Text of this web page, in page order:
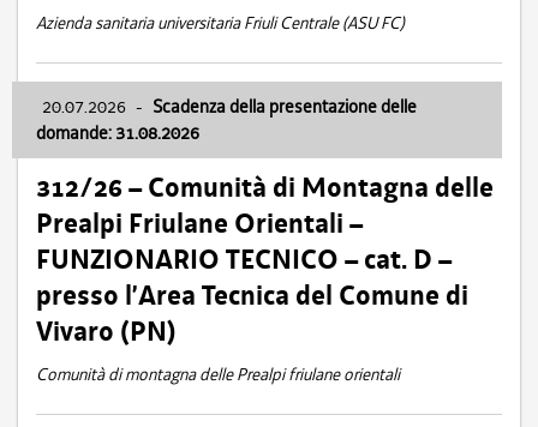
Azienda sanitaria universitaria Friuli Centrale (ASU FC)
20.07.2026 - Scadenza della presentazione delle
domande: 31.08.2026
312/26 – Comunità di Montagna delle
Prealpi Friulane Orientali –
FUNZIONARIO TECNICO – cat. D –
presso l’Area Tecnica del Comune di
Vivaro (PN)
Comunità di montagna delle Prealpi friulane orientali